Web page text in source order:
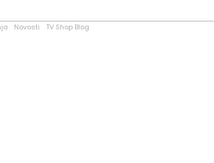
Novosti TV Shop Blog